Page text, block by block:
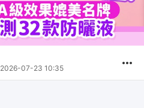
2026-07-23 10:35